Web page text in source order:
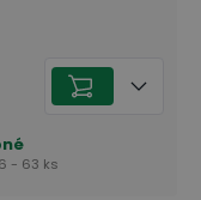
- 63 ks